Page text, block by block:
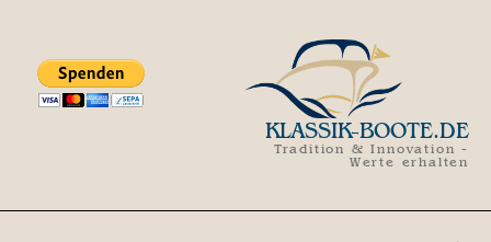
KLASSIK-BOOTE.DE
Tradition & Innovation -
Werte erhalten